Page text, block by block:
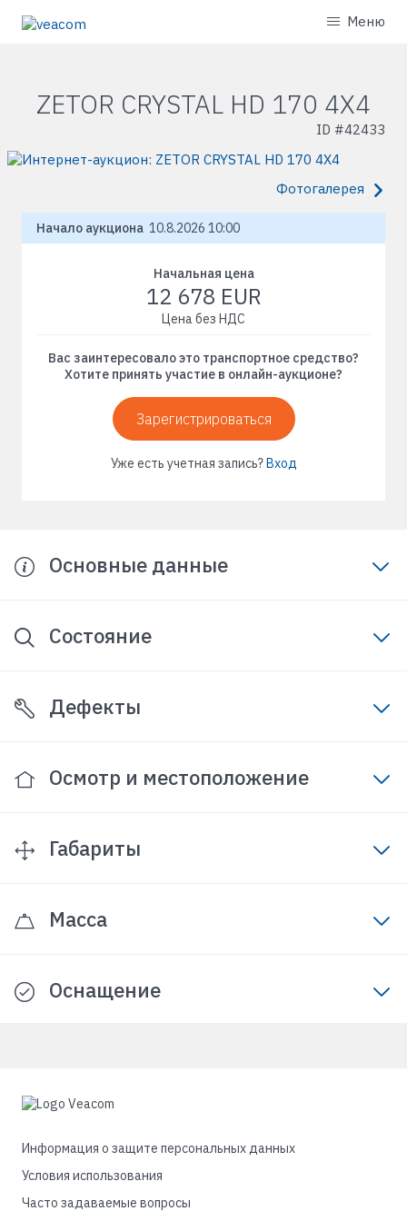
Меню
ZETOR CRYSTAL HD 170 4X4
ID #42433
Фотогалерея
Начало аукциона 10.8.2026 10:00
Начальная цена
12 678 EUR
Цена без НДС
Вас заинтересовало это транспортное средство?
Хотите принять участие в онлайн-аукционе?
Зарегистрироваться
Уже есть учетная запись?Вход
Основные данные
Состояние
Дефекты
Осмотр и местоположение
Габариты
Масса
Оснащение
Информация о защите персональных данных
Условия использования
Часто задаваемые вопросы